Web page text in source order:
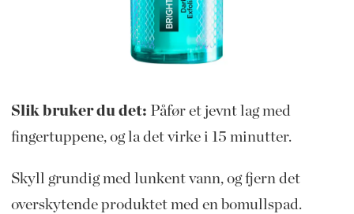
Slik bruker du det: Påfør et jevnt lag med
fingertuppene, og la det virke i 15 minutter.
Skyll grundig med lunkent vann, og fjern det
overskytende produktet med en bomullspad.